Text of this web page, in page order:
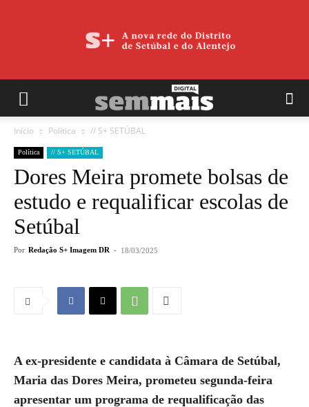
Início Política // S+ SETÚBAL
Política // S+ SETÚBAL
Dores Meira promete bolsas de
estudo e requalificar escolas de
Setúbal
Por Redação S+ Imagem DR - 18/03/2025
A ex-presidente e candidata à Câmara de Setúbal,
Maria das Dores Meira, prometeu segunda-feira
apresentar um programa de requalificação das